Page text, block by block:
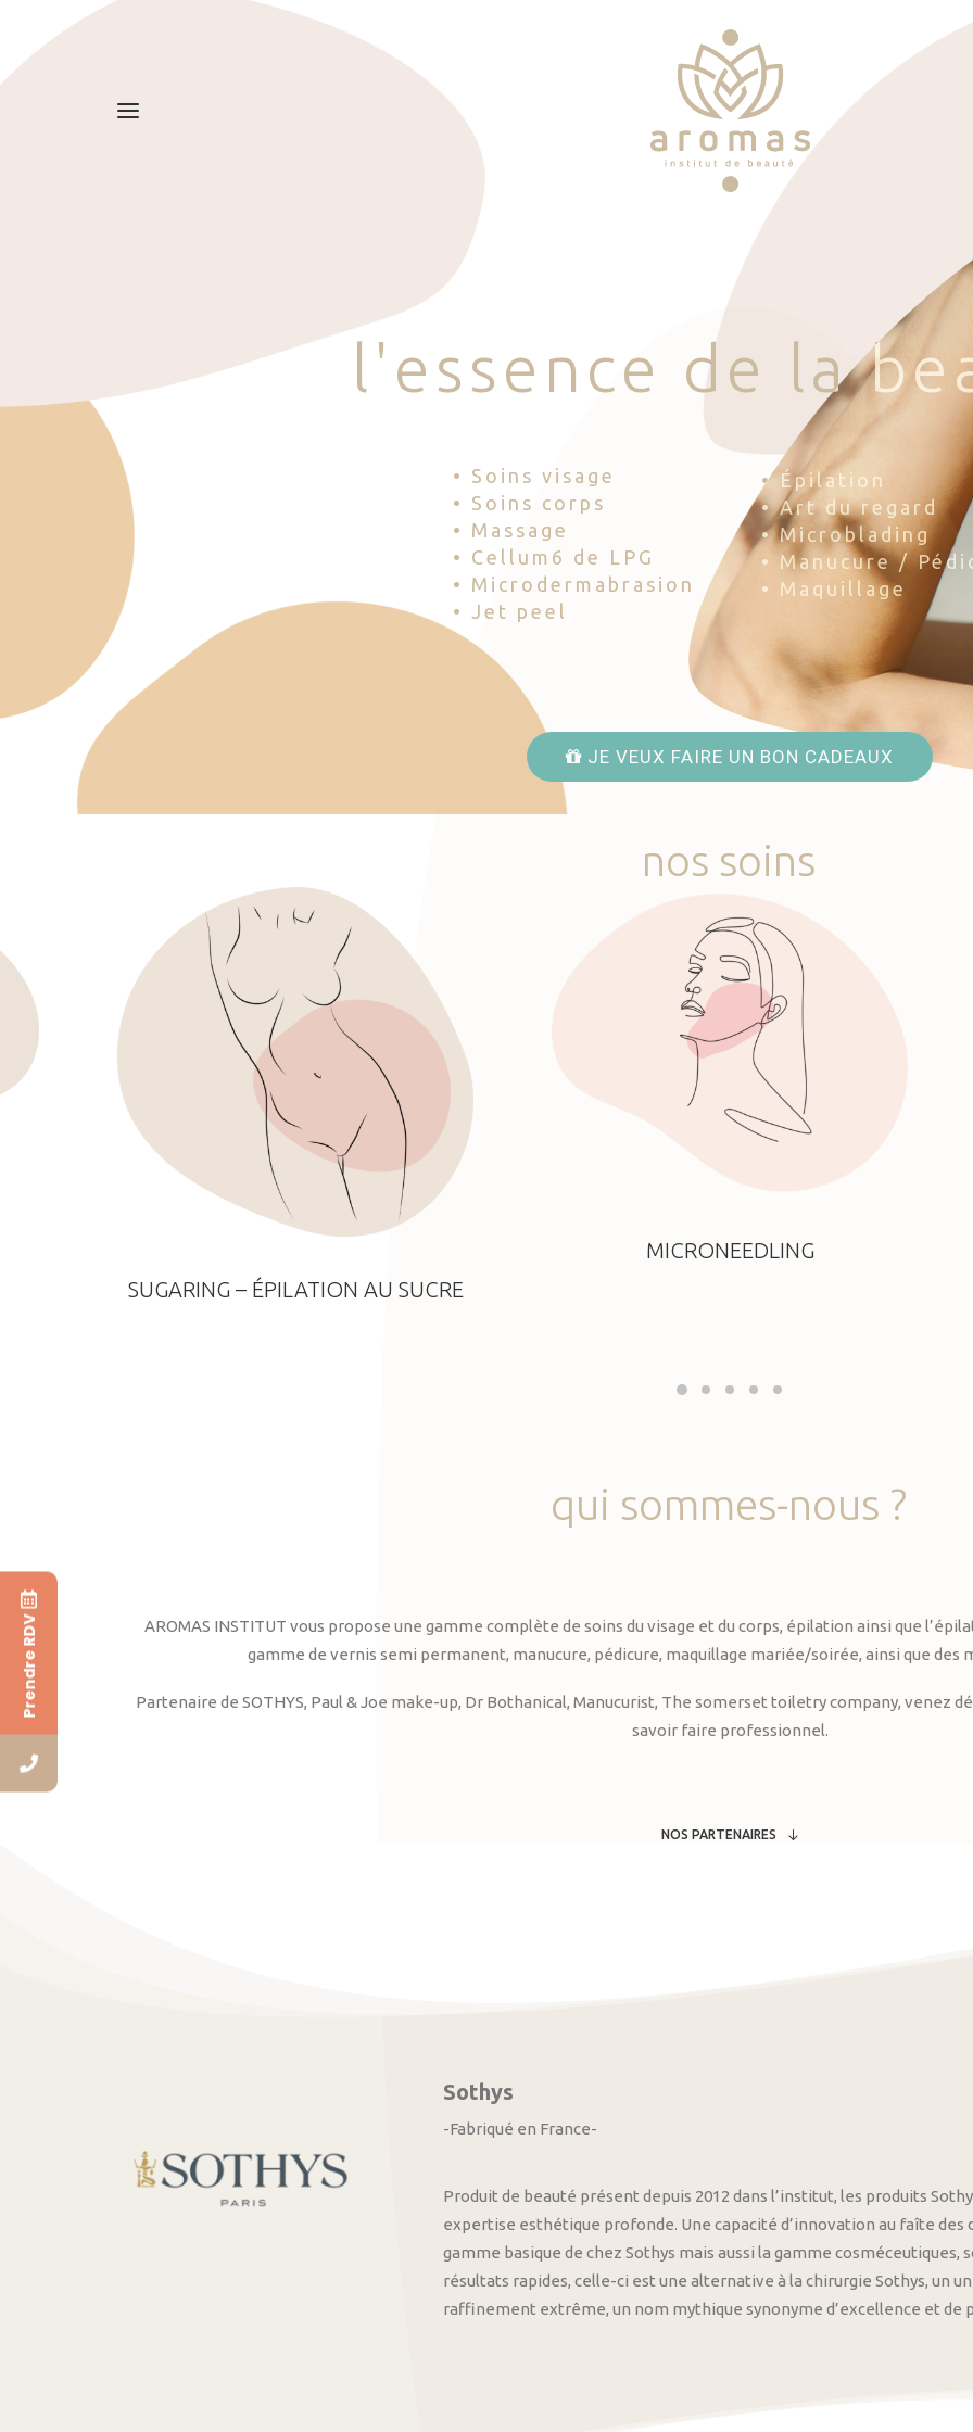
l 'esse nce d e la be
• Soins visage
• Soins corps
• Massage
• Cellum6 de LPG
• Microdermabrasion
• Jet peel
• Épilation
• Art du regard
• Microblading
• Manucure /
• Maquillage
JE VEUX FAIRE UN BON CADEAUX
nos soins
SUGARING – ÉPILATION AU SUCRE
MICRONEEDLING
qui sommes-nous ?
AROMAS INSTITUT vous propose une gamme complète de soins du visage et du corps, épilation ainsi que
gamme de vernis semi permanent, manucure, pédicure, maquillage mariée/soirée, ainsi que des
Partenaire de SOTHYS, Paul & Joe make-up, Dr Bothanical, Manucurist, The somerset toiletry company, venez
savoir faire professionnel.
NOS PARTENAIRES
Sothys
-Fabriqué en France-
Produit de beauté présent depuis 2012 dans l’institut, les produits
expertise esthétique profonde. Une capacité d’innovation au faîte
gamme basique de chez Sothys mais aussi la gamme
résultats rapides, celle-ci est une alternative à la chirurgie Sothys, un
raffinement extrême, un nom mythique synonyme d’excellence et de
Prendre RDV